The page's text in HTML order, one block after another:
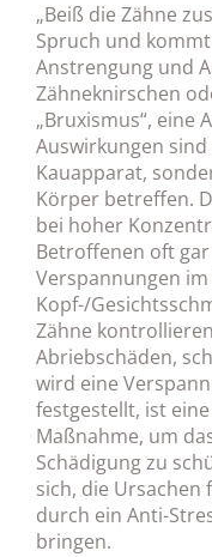
„Beiß die Zähne
Spruch und
Anstrengung und
Zähneknirschen
„Bruxismus“, eine
Auswirkungen
Kauapparat,
Körper betreffen.
bei hoher
Betroffenen oft
Verspannungen
Kopf-/
Zähne
Abriebschäden,
wird eine
festgestellt, ist
Maßnahme, um
Schädigung zu
sich, die Ursachen
durch ein Anti-
bringen.